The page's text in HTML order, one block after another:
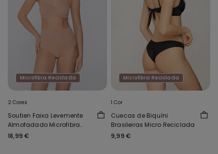
Microfibra Reciclada
2 Cores
Soutien Faixa Levemente
Almofadado Microfibra
Reciclada Full Coverage
18,99 €
Microfibra Reciclada
1 Cor
Cuecas de Biquíni
Brasileiras Micro Reciclada
9,99 €